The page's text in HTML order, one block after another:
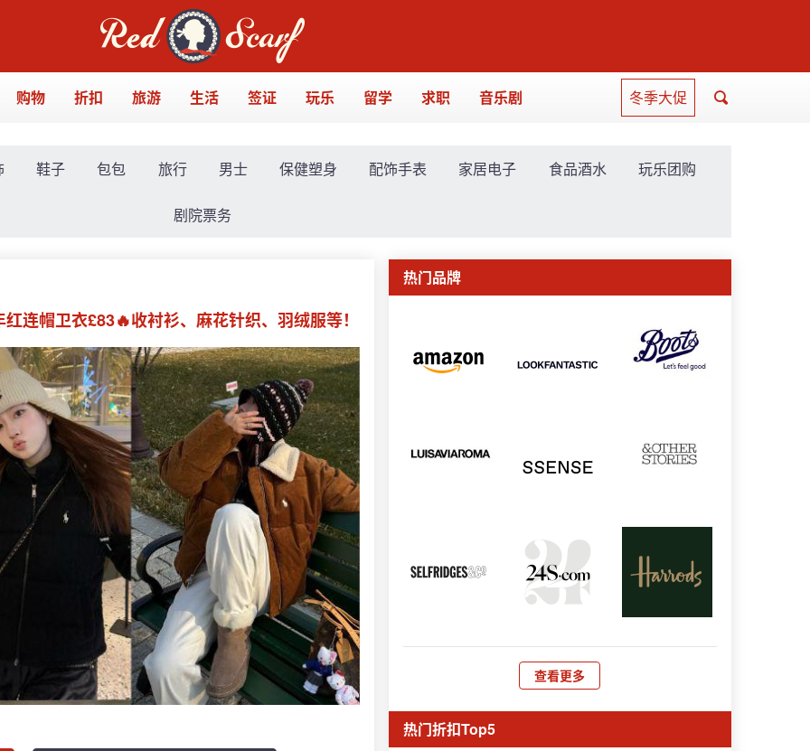
购物 折扣 旅游 生活 签证 玩乐 留学 求职 音乐剧 冬季大促
鞋子 包包 旅行 男士 保健塑身 配饰手表 家居电子 食品酒水 玩乐团购
剧院票务
连帽卫衣£83🔥收衬衫、麻花针织、羽绒服等！
热门品牌
查看更多
热门折扣Top5